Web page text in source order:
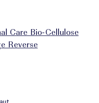
Care Bio-Cellulose
Reverse